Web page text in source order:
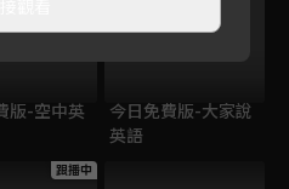
版-空中英
今日免費版-大家說
英語
跟播中